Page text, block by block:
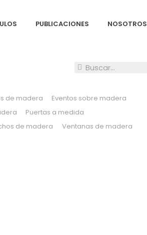
PUBLICACIONES NOSOTROS
de madera
Eventos sobre madera
Puertas a medida
de madera
Ventanas de madera